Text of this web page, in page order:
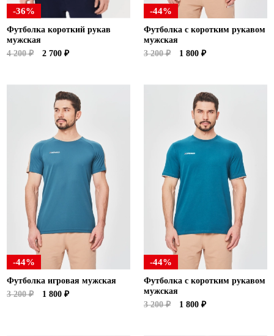
-36%
Футболка короткий рукав
мужская
4 200 ₽
2 700 ₽
-44%
Футболка с коротким рукавом
мужская
3 200 ₽
1 800 ₽
-44%
Футболка игровая мужская
3 200 ₽
1 800 ₽
-44%
Футболка с коротким рукавом
мужская
3 200 ₽
1 800 ₽